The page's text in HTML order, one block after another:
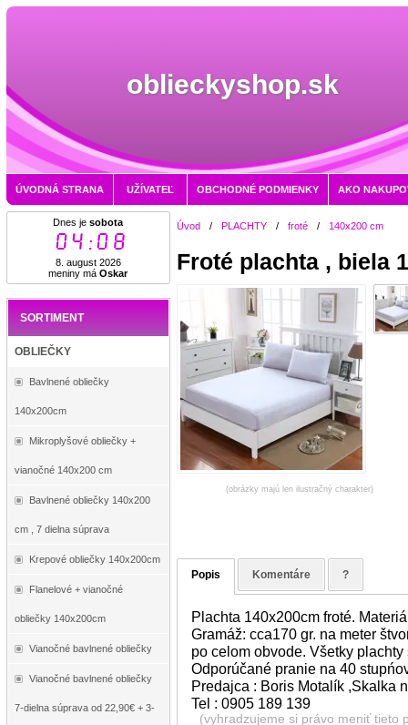
oblieckyshop.sk
ÚVODNÁ STRANA UŽÍVATEĽ OBCHODNÉ PODMIENKY AKO
Dnes jesobota
04:08
8. august 2026
meniny máOskar
SORTIMENT
OBLIEČKY
Bavlnené obliečky
140x200cm
Mikroplyšové obliečky +
vianočné 140x200 cm
Bavlnené obliečky 140x200
cm , 7 dielna súprava
Krepové obliečky 140x200cm
Flanelové + vianočné
obliečky 140x200cm
Vianočné bavlnené obliečky
Vianočné bavlnené obliečky
7-dielna súprava od 22,90€ + 3-
Úvod / PLACHTY / froté / 140x200 cm
Froté plachta , biela
(obrázky majú len ilustračný charakter)
Popis Komentáre ?
Plachta 140x200cm froté.
Gramáž: cca170 gr. na meter
po celom obvode. Všetky
Odporúčané pranie na 40
Predajca : Boris Motalík ,Skalka
Tel : 0905 189 139
(vyhradzujeme si právo meniť tieto